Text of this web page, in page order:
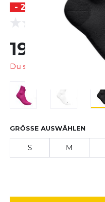
- 20 %
0.0
(0
19,99 €
Du sparst
GRÖSSE AUSWÄHLEN
S M